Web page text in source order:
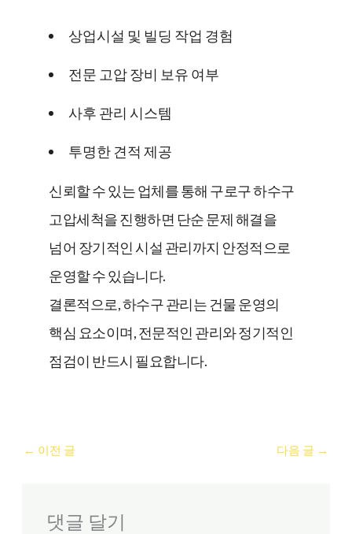
상업시설 및 빌딩 작업 경험
전문 고압 장비 보유 여부
사후 관리 시스템
투명한 견적 제공
신뢰할 수 있는 업체를 통해 구로구 하수구
고압세척을 진행하면 단순 문제 해결을
넘어 장기적인 시설 관리까지 안정적으로
운영할 수 있습니다.
결론적으로, 하수구 관리는 건물 운영의
핵심 요소이며, 전문적인 관리와 정기적인
점검이 반드시 필요합니다.
← 이전 글 다음 글 →
댓글 달기